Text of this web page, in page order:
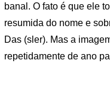
banal. O fato é que ele
resumida do nome e
Das (sler). Mas a
repetidamente de ano